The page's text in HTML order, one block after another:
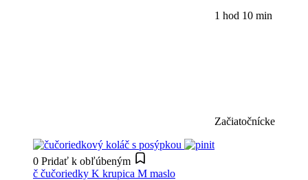
1 hod 10 min
Začiatočnícke
0 Pridať k obľúbeným
č čučoriedky K krupica M maslo